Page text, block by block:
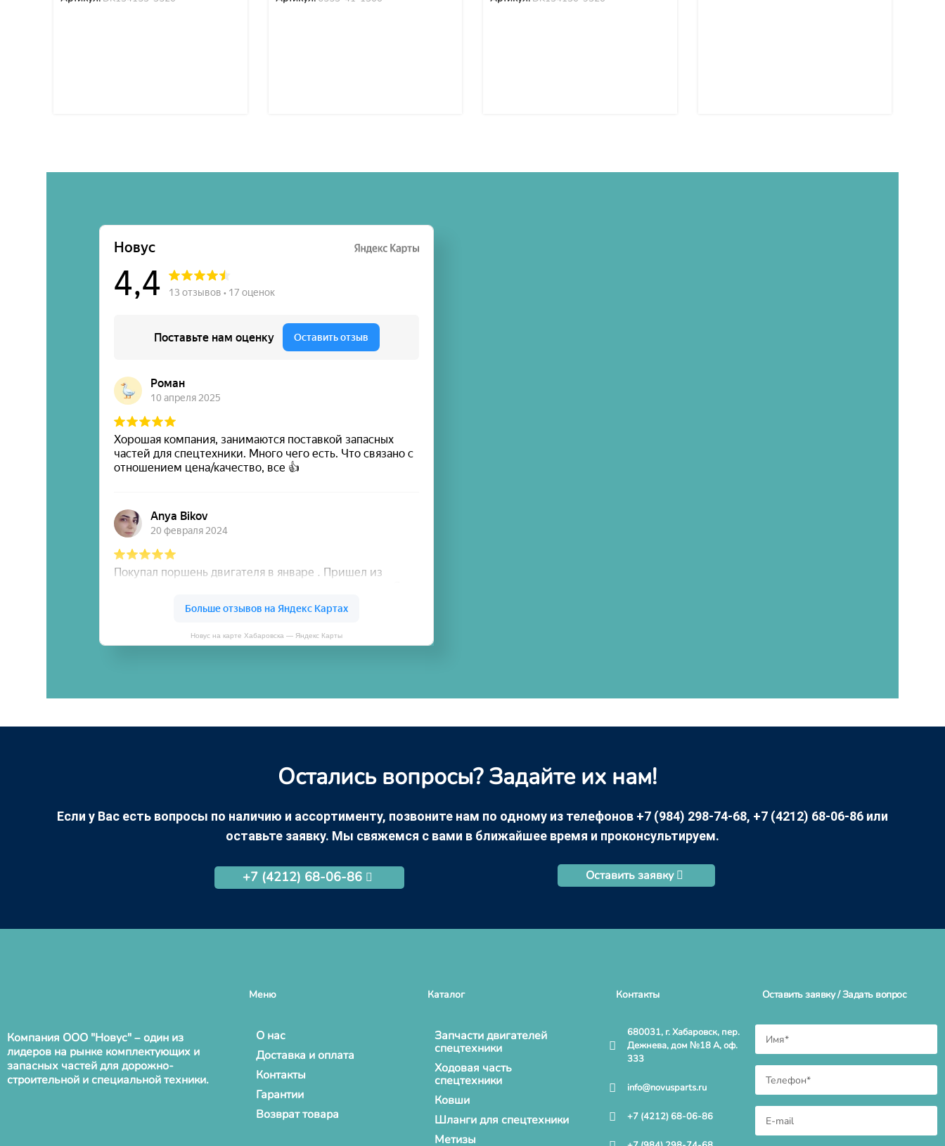
Новус на карте Хабаровска — Яндекс Карты
Остались вопросы? Задайте их нам!
Если у Вас есть вопросы по наличию и ассортименту, позвоните нам по одному из телефонов +7 (984) 298-74-68, +7 (4212) 68-06-86 или
оставьте заявку. Мы свяжемся с вами в ближайшее время и проконсультируем.
+7 (4212) 68-06-86 Оставить заявку
Компания ООО "Новус" – один из
лидеров на рынке комплектующих и
запасных частей для дорожно-
строительной и специальной техники.
Меню
О нас
Доставка и оплата
Контакты
Гарантии
Возврат товара
Каталог
Запчасти двигателей
спецтехники
Ходовая часть
спецтехники
Ковши
Шланги для спецтехники
Метизы
Контакты
680031, г. Хабаровск, пер.
Дежнева, дом №18 А, оф.
333
info@novusparts.ru
+7 (4212) 68-06-86
Оставить заявку / Задать вопрос